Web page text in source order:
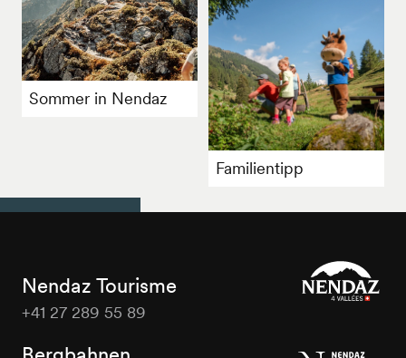
Sommer in Nendaz
Familientipp
Nendaz Tourisme
+41 27 289 55 89